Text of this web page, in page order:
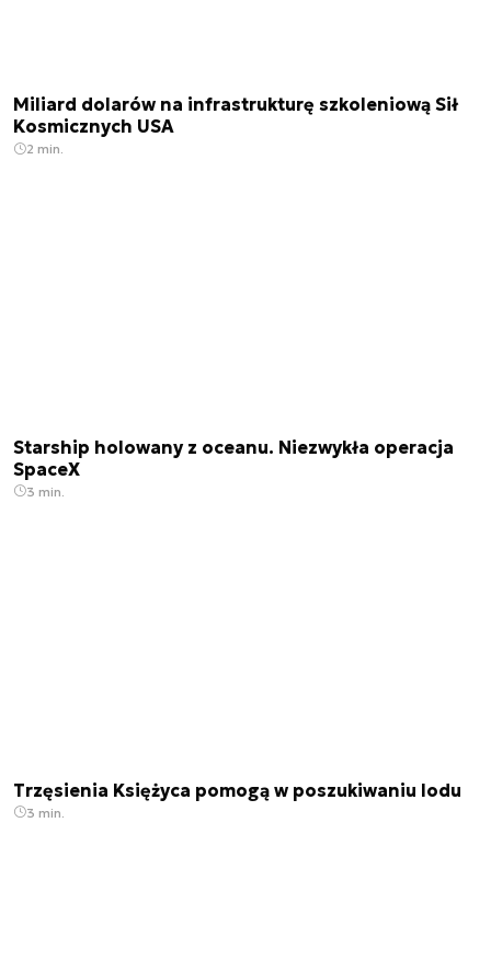
Miliard dolarów na infrastrukturę szkoleniową Sił
Kosmicznych USA
2 min.
Starship holowany z oceanu. Niezwykła operacja
SpaceX
3 min.
Trzęsienia Księżyca pomogą w poszukiwaniu lodu
3 min.